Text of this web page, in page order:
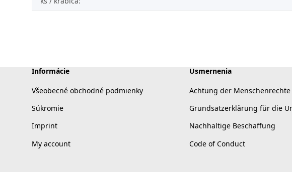
Informácie
Všeobecné obchodné podmienky
Súkromie
Imprint
My account
Usmernenia
Achtung der Menschenrechte
Grundsatzerklärung für die
Nachhaltige Beschaffung
Code of Conduct